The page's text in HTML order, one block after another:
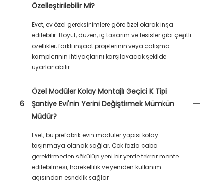
Özelleştirilebilir Mi?
Evet, ev özel gereksinimlere göre özel olarak inşa
edilebilir. Boyut, düzen, iç tasarım ve tesisler gibi çeşitli
özellikler, farklı inşaat projelerinin veya çalışma
kamplarının ihtiyaçlarını karşılayacak şekilde
uyarlanabilir.
6
Özel Modüler Kolay Montajlı Geçici K Tipi
Şantiye Evi'nin Yerini Değiştirmek Mümkün
Müdür?
Evet, bu prefabrik evin modüler yapısı kolay
taşınmaya olanak sağlar. Çok fazla çaba
gerektirmeden sökülüp yeni bir yerde tekrar monte
edilebilmesi, hareketlilik ve yeniden kullanım
açısından esneklik sağlar.